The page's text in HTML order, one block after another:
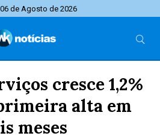
de Agosto de 2026
cresce 1,2%
alta em
meses